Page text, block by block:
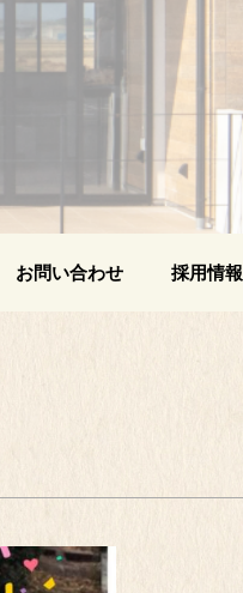
お問い合わせ 採用情報